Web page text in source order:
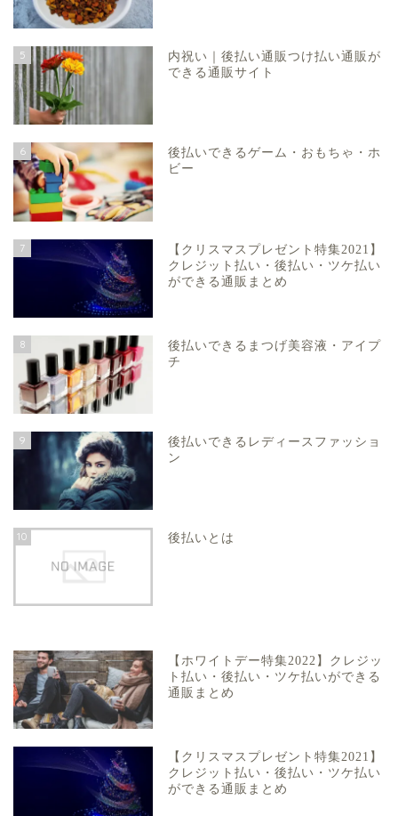
5
内祝い｜後払い通販つけ払い通販が
できる通販サイト
6
後払いできるゲーム・おもちゃ・ホ
ビー
7
【クリスマスプレゼント特集2021】
クレジット払い・後払い・ツケ払い
ができる通販まとめ
8
後払いできるまつげ美容液・アイプ
チ
9
後払いできるレディースファッショ
ン
10 後払いとは
【ホワイトデー特集2022】クレジッ
ト払い・後払い・ツケ払いができる
通販まとめ
【クリスマスプレゼント特集2021】
クレジット払い・後払い・ツケ払い
ができる通販まとめ